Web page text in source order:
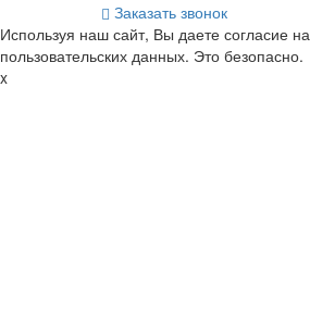
Заказать звонок
Используя наш сайт, Вы даете согласие
пользовательских данных. Это безопасно.
x